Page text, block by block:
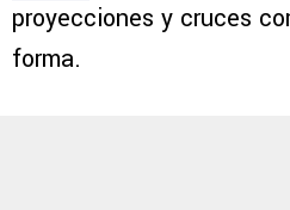
proyecciones y cruces
forma.